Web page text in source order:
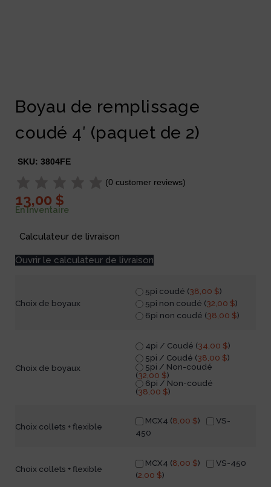
Boyau de remplissage
coudé 4′ (paquet de 2)
SKU: 3804FE
(0 customer reviews)
13,00 $
En Inventaire
Calculateur de livraison
Ouvrir le calculateur de livraison
Choix de boyaux
5pi coudé (38,00 $)
5pi non coudé (32,00 $)
6pi non coudé (38,00 $)
Choix de boyaux
4pi / Coudé (34,00 $)
5pi / Coudé (38,00 $)
5pi / Non-coudé
(32,00 $)
6pi / Non-coudé
(38,00 $)
Choix collets + flexible
MCX4 (8,00 $)
VS-
450
Choix collets + flexible
MCX4 (8,00 $)
VS-450
(2,00 $)